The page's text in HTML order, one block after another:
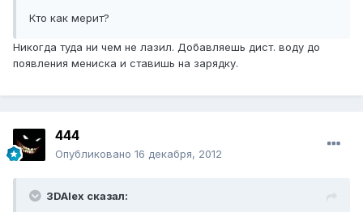
Кто как мерит?
Никогда туда ни чем не лазил. Добавляешь дист. воду до
появления мениска и ставишь на зарядку.
444
Опубликовано 16 декабря, 2012
3DAlex сказал: